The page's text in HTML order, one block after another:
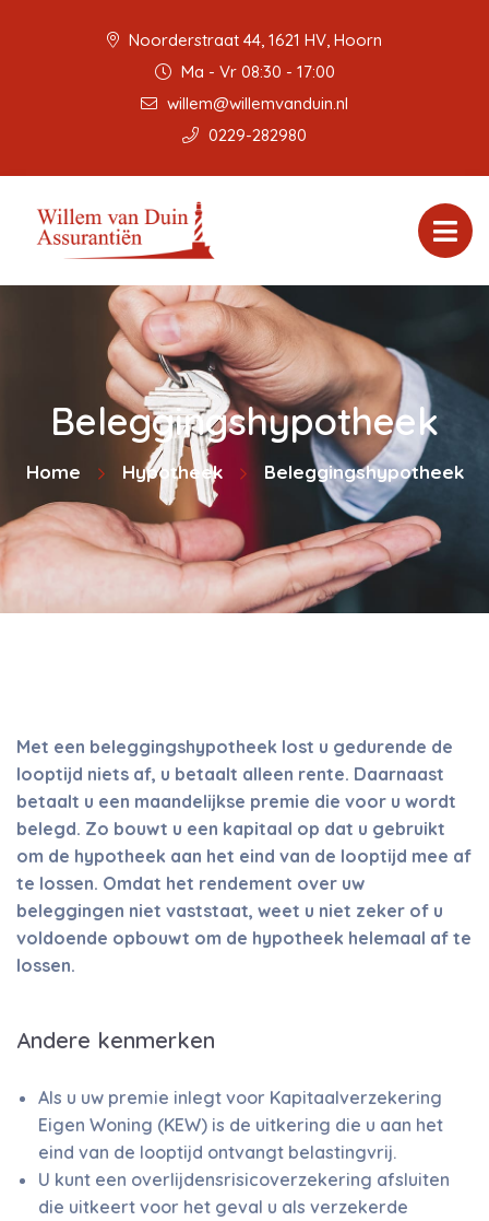
Noorderstraat 44, 1621 HV, Hoorn
Ma - Vr 08:30 - 17:00
willem@willemvanduin.nl
0229-282980
Beleggingshypotheek
Home Hypotheek Beleggingshypotheek
Met een beleggingshypotheek lost u gedurende de
looptijd niets af, u betaalt alleen rente. Daarnaast
betaalt u een maandelijkse premie die voor u wordt
belegd. Zo bouwt u een kapitaal op dat u gebruikt
om de hypotheek aan het eind van de looptijd mee af
te lossen. Omdat het rendement over uw
beleggingen niet vaststaat, weet u niet zeker of u
voldoende opbouwt om de hypotheek helemaal af te
lossen.
Andere kenmerken
Als u uw premie inlegt voor Kapitaalverzekering
Eigen Woning (KEW) is de uitkering die u aan het
eind van de looptijd ontvangt belastingvrij.
U kunt een overlijdensrisicoverzekering afsluiten
die uitkeert voor het geval u als verzekerde